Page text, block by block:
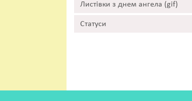
Листівки з днем ангела (gif)
Статуси